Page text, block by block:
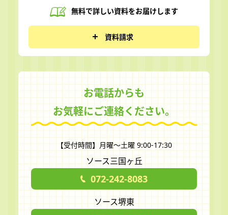
無料で詳しい資料をお届けします
資料請求
お電話からも
お気軽にご連絡ください。
【受付時間】月曜～土曜 9:00-17:30
ソース三国ヶ丘
072-242-8083
ソース堺東